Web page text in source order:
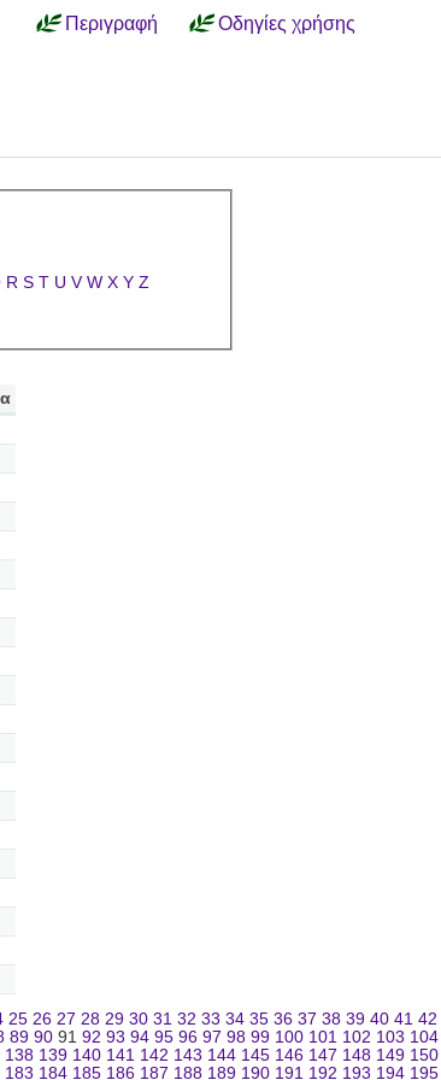
Περιγραφή Οδηγίες χρήσης
R S T U V W X Y Z
25 26 27 28 29 30 31 32 33 34 35 36 37 38 39 40 41 42
89 90 91 92 93 94 95 96 97 98 99 100 101 102 103 104
138 139 140 141 142 143 144 145 146 147 148 149 150
183 184 185 186 187 188 189 190 191 192 193 194 195